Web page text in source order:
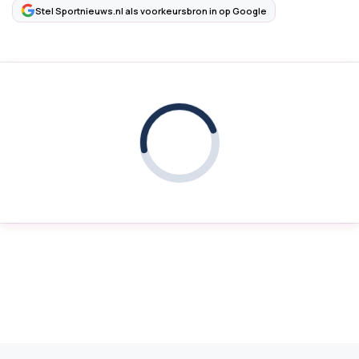
Stel Sportnieuws.nl als voorkeursbron in op Google